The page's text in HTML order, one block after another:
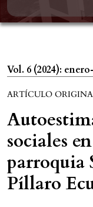
Vol. 6 (2024):
ARTÍCULO
sociales
Píllaro